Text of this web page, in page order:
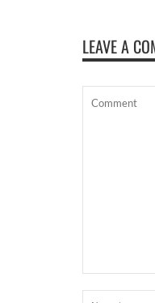
LEAVE A